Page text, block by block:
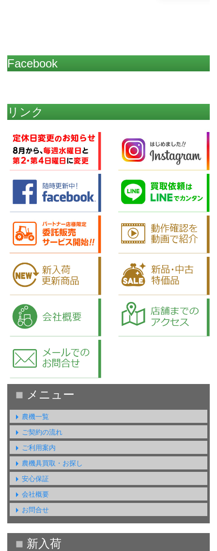
Facebook
リンク
農機一覧
ご契約の流れ
ご利用案内
農機具買取・お探し
安心保証
会社概要
お問合せ